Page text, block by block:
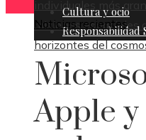
individuales más
misiones espaciales
horizontes del
Cultura y ocio
Responsabilidad
Noticias recientes
Apple